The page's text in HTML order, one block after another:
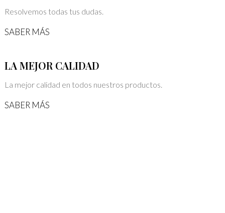
Resolvemos todas tus dudas.
SABER MÁS
LA MEJOR CALIDAD
La mejor calidad en todos nuestros productos.
SABER MÁS